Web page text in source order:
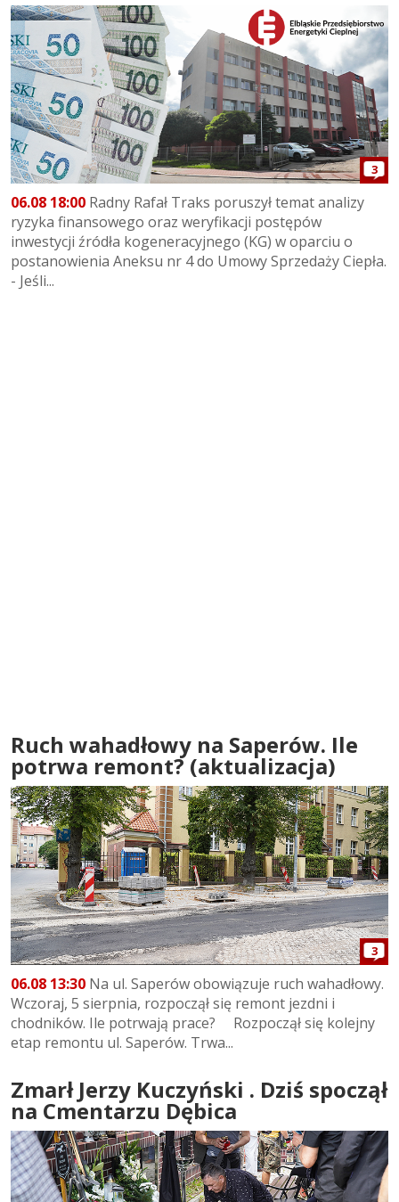
3
06.08 18:00 Radny Rafał Traks poruszył temat analizy
ryzyka finansowego oraz weryfikacji postępów
inwestycji źródła kogeneracyjnego (KG) w oparciu o
postanowienia Aneksu nr 4 do Umowy Sprzedaży Ciepła.
- Jeśli...
Ruch wahadłowy na Saperów. Ile
potrwa remont? (aktualizacja)
3
06.08 13:30 Na ul. Saperów obowiązuje ruch wahadłowy.
Wczoraj, 5 sierpnia, rozpoczął się remont jezdni i
chodników. Ile potrwają prace? Rozpoczął się kolejny
etap remontu ul. Saperów. Trwa...
Zmarł Jerzy Kuczyński . Dziś spoczął
na Cmentarzu Dębica